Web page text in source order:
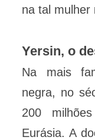
na tal mulher
Yersin, o
Na mais
negra, no
200
Eurásia. A